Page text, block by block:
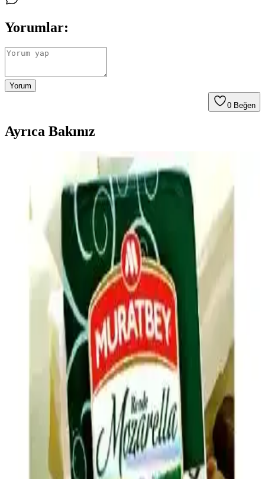
Yorumlar:
Yorum
0 Beğen
Ayrıca Bakınız
Ev Yapımı Mac and Cheese'in Market Ürünleri Gibi
Tat Vermemesinin Nedenleri ve Çözümleri
Ev yapımı mac and cheese tariflerinde market ürünlerindeki
karakteristik tadın yakalanamamasının nedenleri; peynir karışımı,
asidik bileşenler, tuz ve baharat dengesi ile pişirme teknikleri
Evde Ucuz ve Doyurucu Tuzlu Atıştırmalık
Seçenekleri ve Hazırlama Yöntemleri
Evde kolay hazırlanabilen, ekonomik ve doyurucu tuzlu
atıştırmalıklar iş çıkışı açlığını hızlıca giderir. Dondurulmuş ürünler,
kuruyemişler, sebzeler ve peynir gibi seçenekler sağlıklı alternatifler
Hash Brown Casserole Tarifinde Lezzeti Artıran
Malzeme ve Püf Noktaları
Hash brown casserole, donmuş patates, kremalı tavuk çorbası ve
cheddar peyniriyle hazırlanır. Soğan, pastırma, baharatlar ve çıtır üst
malzeme ile lezzeti artırılır, patateslerin kurutulması dokuyu
Pizza Yapımında Taze Mozzarella Kullanımında Su
Sorununu Önleme Yöntemleri ve Pişirme Teknikleri